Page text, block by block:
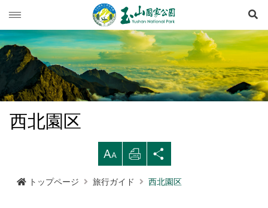
玉山ニュース
ニュース速報
イベント列車
道路情況
天気予報
旅行ガイド
旅行上の注意
レクリエーションタイプ
西北園区
東部園区
登山情報
登山情報概要
歩道ランクと管理
登山の安全
八通関越嶺道ルート
生態保育
地形
歷史人文
マルチメディア専用コーナー
映像出版作品
行政サービス
西北園区
拡
大す
印
刷す ェア
トップページ 旅行ガイド 西北園区